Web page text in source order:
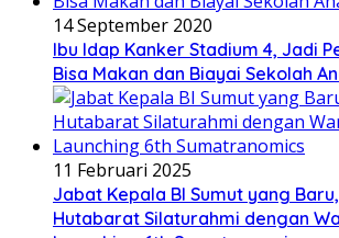
14 September 2020
Ibu Idap Kanker Stadium 4, Jadi
Bisa Makan dan Biayai Sekolah
11 Februari 2025
Jabat Kepala BI Sumut yang
Hutabarat Silaturahmi dengan